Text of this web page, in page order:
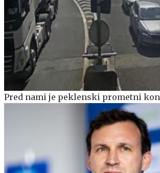
Pred nami je peklenski prometni